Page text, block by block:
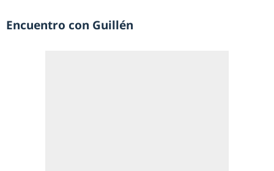
Encuentro con Guillén